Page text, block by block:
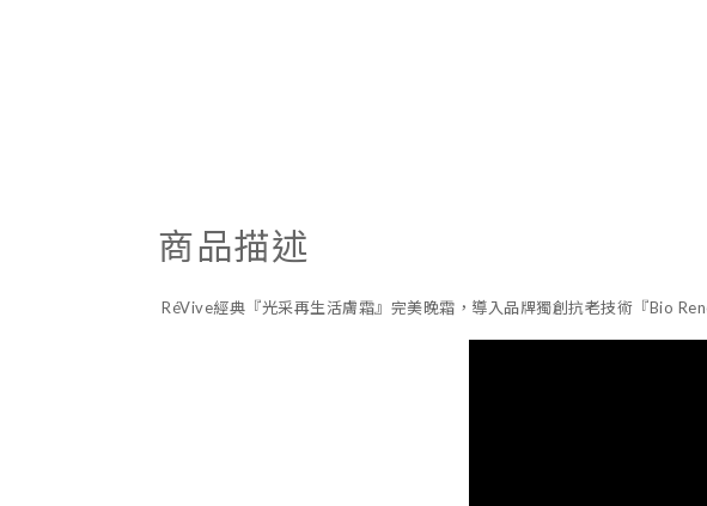
商品描述
RéVive經典『光采再生活膚霜』完美晚霜，導入品牌獨創抗老技術『Bio